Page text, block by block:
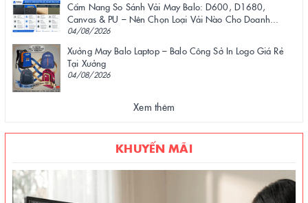
Cẩm Nang So Sánh Vải May Balo: D600, D1680,
Canvas & PU – Nên Chọn Loại Vải Nào Cho Doanh...
04/08/2026
Xưởng May Balo Laptop – Balo Công Sở In Logo Giá Rẻ
Tại Xưởng
04/08/2026
Xem thêm
KHUYẾN MÃI